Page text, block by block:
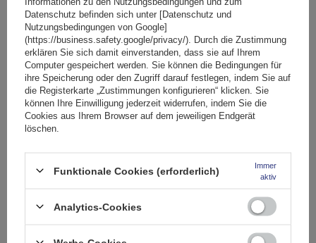
237,89 €inkl. MwSt
Große Menge verfügbar Wir versenden schon am7. August
In den
Warenkorb
Datenschutz befinden sich unter [Datenschutz und
Nutzungsbedingungen von Google]
(https://business.safety.google/privacy/). Durch die Zustimmung
erklären Sie sich damit einverstanden, dass sie auf Ihrem
Computer gespeichert werden. Sie können die Bedingungen für
ihre Speicherung oder den Zugriff darauf festlegen, indem Sie auf
die Registerkarte „Zustimmungen konfigurieren“ klicken. Sie
können Ihre Einwilligung jederzeit widerrufen, indem Sie die
Cookies aus Ihrem Browser auf dem jeweiligen Endgerät
löschen.
Funktionale Cookies (erforderlich)
Immer
aktiv
Analytics-Cookies